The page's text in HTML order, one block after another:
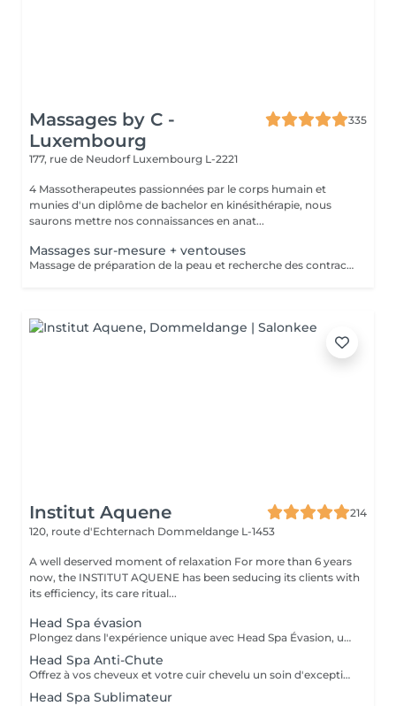
Massages by C -
Luxembourg
335
177, rue de Neudorf Luxembourg L-2221
4 Massotherapeutes passionnées par le corps humain et
munies d'un diplôme de bachelor en kinésithérapie, nous
saurons mettre nos connaissances en anat...
Massages sur-mesure + ventouses
Massage de préparation de la peau et recherche des contractures suivis pas la pose des ventouses. Le vide est créé à l'aide d'une flamme, aucune sensation de chaud n'est ressentie durant le procédé et la technique est peu douloureuse. Le but de la cupping therapy est de soulager les tensions musculaires tout en promouvant la circulation sanguine et lymphatique.
Institut Aquene
214
120, route d'Echternach Dommeldange L-1453
A well deserved moment of relaxation For more than 6 years
now, the INSTITUT AQUENE has been seducing its clients with
its efficiency, its care ritual...
Head Spa évasion
Plongez dans l'expérience unique avec Head Spa Évasion, un soin dédié exclusivement à votre cuir chevelu. Ce rituel express est idéal pour découvrir les bienfaits du Head Spa, alliant relaxation profonde et stimulation du cuir chevelu. Un Moment Pour Vous Évader - Nettoyage en profondeur: Élimination des impuretés pour un cuir chevelu purifié. - Massage ciblé: Une gestuelle relaxante qui stimule la microcirculation et soulage les tensions. - Hydratation et soin: Des produits adaptés pour nourrir et revitaliser votre cuir chevelu. Un sèche cheveux et des brosses sont mis à votre disposition pour que vous ne repartiez pas avec la tête mouillée.
Head Spa Anti-Chute
Offrez à vos cheveux et votre cuir chevelu un soin d'exception avec notre Head Spa Anti-chute, utilisant les produits haut de gamme NANNIC. Ce traitement innovant a été conçu pour prévenir la chute des cheveux, favoriser leur repousse et renforcer leur santé globale. Les Bienfaits des Produits NANNIC Les soins NANNIC sont formulés avec des complexes innovants et des ingrédients naturels tels que: - Peptides bioactifs: stimulent la croissance et renforcent les racines. - Extraits végétaux: Apaisent et rééquilibrent le cuir chevelu. - Technologie NBE: Optimise la pénétration des actifs pour des résultats visible dès les premières séances. Afin de prolonger les bienfaits à la maison, bénéficiez d'une réduction de 15% sur la gamme capillaire ainsi que les trousses au format voyage et/ou découverte. Un sèche cheveux et des brosses sont mis à votre disposition pour que vous ne repartiez pas avec la tête mouillée
Head Spa Sublimateur